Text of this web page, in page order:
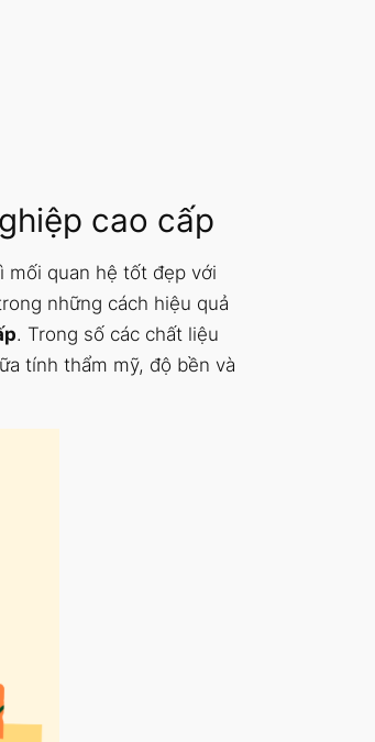
cao cấp
mối quan hệ tốt đẹp với
những cách hiệu quả
. Trong số các chất liệu
tính thẩm mỹ, độ bền và